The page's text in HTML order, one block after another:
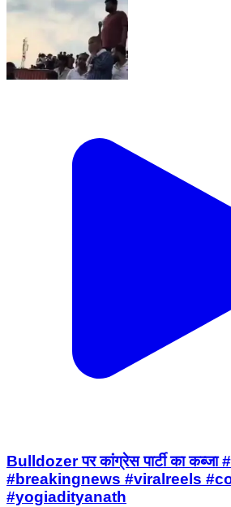
Bulldozer पर कांग्रेस पार्टी का
#breakingnews #viralreels
#yogiadityanath